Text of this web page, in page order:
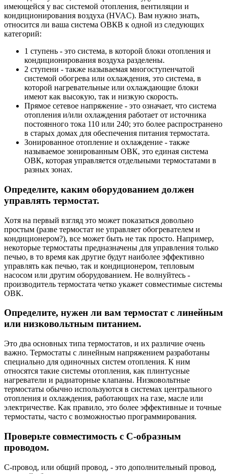
имеющейся у вас системой отопления, вентиляции и
кондиционирования воздуха (HVAC). Вам нужно знать,
относится ли ваша система ОВКВ к одной из следующих
категорий:
1 ступень - это система, в которой блоки отопления и
кондиционирования воздуха разделены.
2 ступени - также называемая многоступенчатой
системой обогрева или охлаждения, это система, в
которой нагревательные или охлаждающие блоки
имеют как высокую, так и низкую скорость.
Прямое сетевое напряжение - это означает, что система
отопления и/или охлаждения работает от источника
постоянного тока 110 или 240; это более распространено
в старых домах для обеспечения питания термостата.
Зонированное отопление и охлаждение - также
называемое зонированным ОВК, это единая система
ОВК, которая управляется отдельными термостатами в
разных зонах.
Определите, каким оборудованием должен
управлять термостат.
Хотя на первый взгляд это может показаться довольно
простым (разве термостат не управляет обогревателем и
кондиционером?), все может быть не так просто. Например,
некоторые термостаты предназначены для управления только
печью, в то время как другие будут наиболее эффективно
управлять как печью, так и кондиционером, тепловым
насосом или другим оборудованием. Не волнуйтесь -
производитель термостата четко укажет совместимые системы
ОВК.
Определите, нужен ли вам термостат с линейным
или низковольтным питанием.
Это два основных типа термостатов, и их различие очень
важно. Термостаты с линейным напряжением разработаны
специально для одиночных систем отопления. К ним
относятся такие системы отопления, как плинтусные
нагреватели и радиаторные клапаны. Низковольтные
термостаты обычно используются в системах центрального
отопления и охлаждения, работающих на газе, масле или
электричестве. Как правило, это более эффективные и точные
термостаты, часто с возможностью программирования.
Проверьте совместимость с С-образным
проводом.
С-провод, или общий провод, - это дополнительный провод,